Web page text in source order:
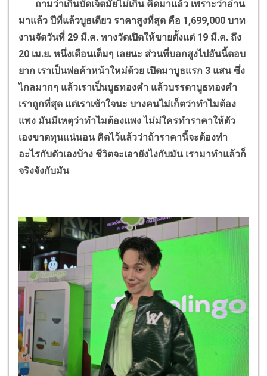
ถามว่าเกินบัดเจ็ตมั้ยไม่เกิน คิดมาแล้ว เพราะว่าอ่าน
มาแล้ว ปีที่แล้วบูธเดียว ราคาสูงที่สุด คือ 1,699,000 บาท
งานจัดวันที่ 29 มี.ค. ทางวัดเปิดให้ขายตั้งแต่ 19 มี.ค. ถึง
20 เม.ย. หนึ่งเดือนเต็มๆ เลยนะ ส่วนที่บอกสูงไปอันนี้ตอบ
ยาก เราเป็นพ่อค้าหน้าใหม่ด้วย เปิดมาบูธแรก 3 แสน ซึ่ง
ไกลมากๆ แล้วเราเป็นบูธทองคำ แล้วบรรดาบูธทองคำ
เราถูกที่สุด แต่เราเข้าใจนะ บางคนไม่เก็ตว่าทำไมต้อง
แพง มันมีเหตุว่าทำไมต้องแพง ไม่ม่ใครทำราคาให้ตัว
เองขาดทุนแน่นอน คิดไว้แล้วว่าถ้าราคานี้จะต้องทำ
อะไรกับตัวเองบ้าง ชีวิตจะเอายังไงกับมัน เรามาทำแล้วก็
จริงจังกับมัน